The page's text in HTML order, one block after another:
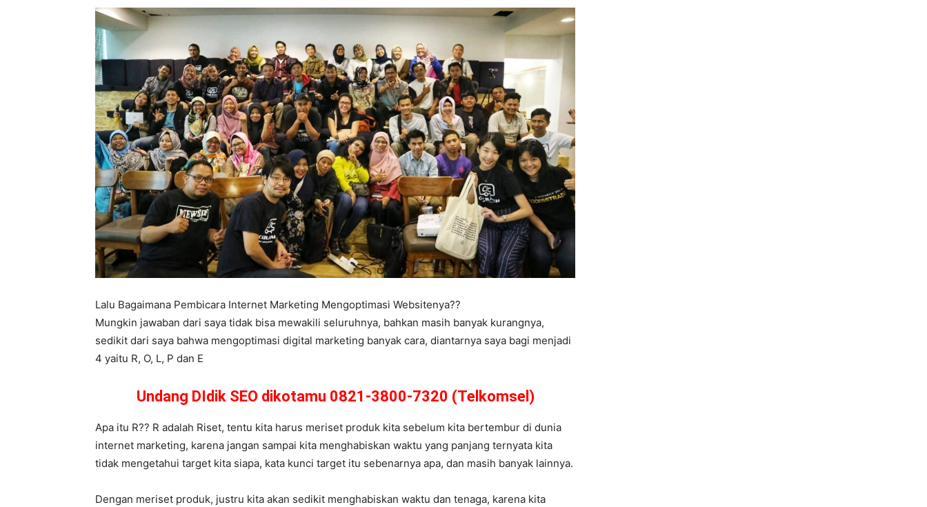
Lalu Bagaimana Pembicara Internet Marketing Mengoptimasi Websitenya??
Mungkin jawaban dari saya tidak bisa mewakili seluruhnya, bahkan masih banyak kurangnya,
sedikit dari saya bahwa mengoptimasi digital marketing banyak cara, diantarnya saya bagi menjadi
4 yaitu R, O, L, P dan E
Undang DIdik SEO dikotamu 0821-3800-7320 (Telkomsel)
Apa itu R?? R adalah Riset, tentu kita harus meriset produk kita sebelum kita bertembur di dunia
internet marketing, karena jangan sampai kita menghabiskan waktu yang panjang ternyata kita
tidak mengetahui target kita siapa, kata kunci target itu sebenarnya apa, dan masih banyak lainnya.
Dengan meriset produk, justru kita akan sedikit menghabiskan waktu dan tenaga, karena kita